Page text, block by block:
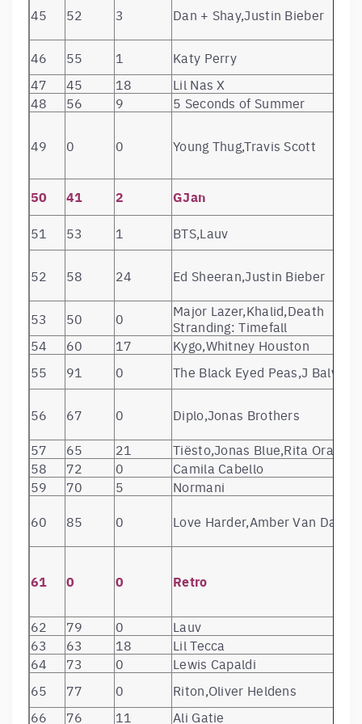
Twenty One
Pilots
61
63 25
Imagine
Dragons
62
56 14 Avicii
TIM
The
64 89 0 Sel Muzika
65 54 25
Belorusskih
диск – моя
66
49 38 Eminem
Kamikaze
67
67 1 James Arthur
68
75 40 Harry Styles
Harry Styles
LABRINTH,
LSD
70
87 5 NF
The Search
71
0 1 Frank Ocean
Blonde
72
69 0 Jonas Blue Blue
73 66 12 Garbanotas Paskutinė
75
65 2 Mustard
Perfect Ten
76
81 19 A$AP Rocky
TESTING
77
46 8 Young Thug
So Much Fun
78
88 15 Rammstein
RAMMSTEIN
79
0 11 Mahmood
Gioventù
80
73 6 Mark Ronson
Feelings
81 76 3 Vidas Bareikis
Pilots
Remaster)
84
80 5 Juice WRLD
Goodbye &
Riddance
85
84 0 Jony
Список твоих
мыслей
86 91 8 Monique
Virš Vandens
45
52 3 Dan + Shay,Justin Bieber
46 55 1
Katy Perry
47
45 18
Lil Nas X
48
56 9 5 Seconds of Summer
49 0 0 Young Thug,Travis Scott
50 41 2 GJan
51 53 1 BTS,Lauv
52 58 24 Ed Sheeran,Justin Bieber
53 50 0
Major Lazer,Khalid,Death
Stranding: Timefall
54
60 17
Kygo,Whitney Houston
55
91 0 The Black Eyed Peas,J Balvin
56 67 0
Diplo,Jonas Brothers
57
65 21
Tiësto,Jonas Blue,Rita Ora
58
72 0
Camila Cabello
59
70 5
Normani
60
85 0 Love Harder,Amber Van Day
61 0 0 Retro
62 79 0
Lauv
63
63 18
Lil Tecca
64
73 0
Lewis Capaldi
65
77 0
Riton,Oliver Heldens
66
76 11
Ali Gatie